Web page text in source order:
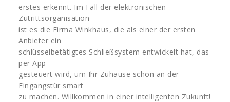
erstes erkennt. Im Fall der elektronischen
Zutrittsorganisation
ist es die Firma Winkhaus, die als einer der ersten
Anbieter ein
schlüsselbetätigtes Schließsystem entwickelt hat, das
per App
gesteuert wird, um Ihr Zuhause schon an der
Eingangstür smart
zu machen. Willkommen in einer intelligenten Zukunft!